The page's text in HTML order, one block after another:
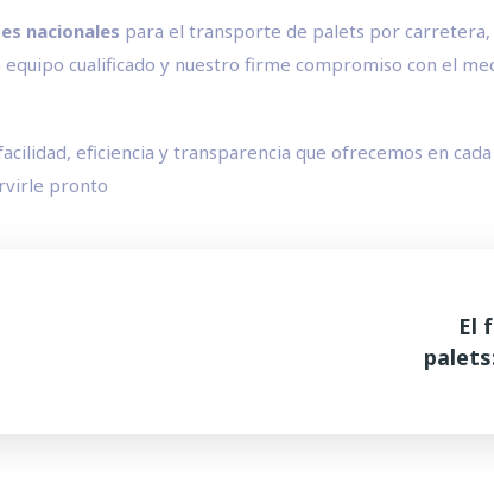
nacionales para el transporte de palets por carretera,
cualificado y nuestro firme compromiso con el
eficiencia y transparencia que ofrecemos en
pronto
El